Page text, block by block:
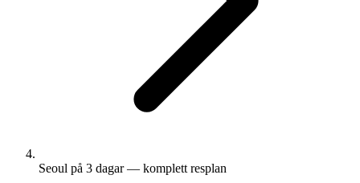
Seoul på 3 dagar — komplett resplan